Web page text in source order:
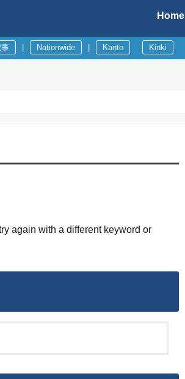
Home
Nationwide Kanto Kinki
again with a different keyword or